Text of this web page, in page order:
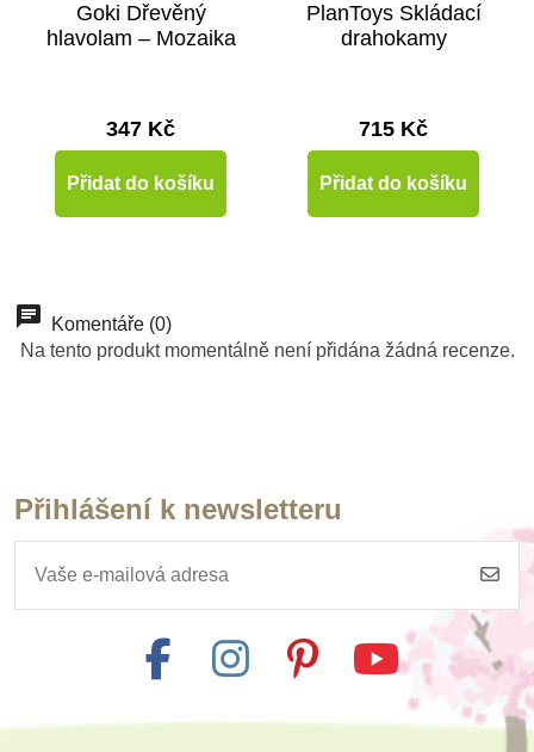
Goki Dřevěný
hlavolam – Mozaika
347 Kč
Přidat do košíku
PlanToys Skládací
drahokamy
715 Kč
Přidat do košíku
Komentáře (0)
Na tento produkt momentálně není přidána žádná recenze.
Přihlášení k newsletteru